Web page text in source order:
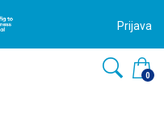
Prijava
0